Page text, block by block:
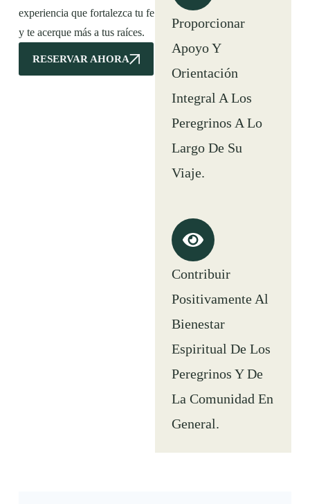
experiencia que fortalezca tu fe
y te acerque más a tus raíces.
RESERVAR AHORA
Proporcionar
Apoyo Y
Orientación
Integral A Los
Peregrinos A Lo
Largo De Su
Viaje.
Contribuir
Positivamente Al
Bienestar
Espiritual De Los
Peregrinos Y De
La Comunidad En
General.